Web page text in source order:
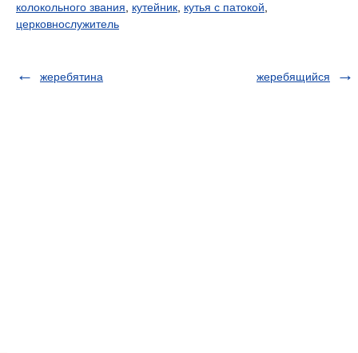
колокольного звания
кутейник кутья с патокой
церковнослужитель
жеребятина жеребящийся